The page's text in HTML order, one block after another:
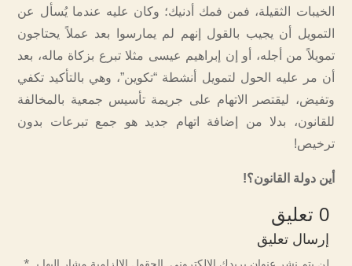
الخيبات الثقيلة، فمن فمك أدنيك؛ وكان عليه عندما يُسأل عن
التمويل أن يجيب بالقول إنهم لم يمارسوا بعد عملاً يحتاجون
تمويلاً من أجله، أو إن إبراهيم عيسى مثلا تبرع بزكاة ماله، بعد
أن مر عليه الحول لتمويل أنشطة “تكوين”، وهي بالتأكيد تكفي
وتفيض، ليقتصر الاتهام على جريمة تأسيس جمعية بالمخالفة
للقانون، بدلا من إضافة اتهام جديد هو جمع تبرعات بدون
ترخيص!
أين دولة القانون؟!
0 تعليق
إرسال تعليق